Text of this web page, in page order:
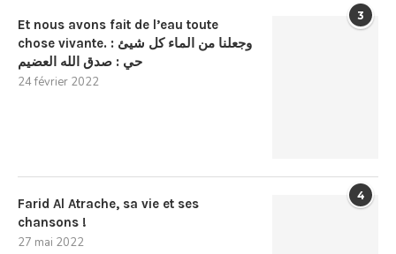
3
Et nous avons fait de l’eau toute
chose vivante. : وجعلنا من الماء كل شيئ
حي : صدق الله العضيم
24 février 2022
4
Farid Al Atrache, sa vie et ses
chansons !
27 mai 2022